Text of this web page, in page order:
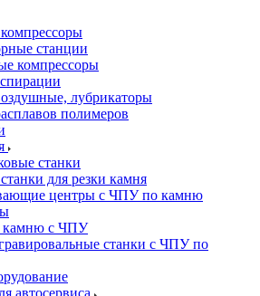
станции
компрессоры
лубрикаторы
полимеров
станки
для резки камня
центры с ЧПУ по камню
камню с ЧПУ
станки с ЧПУ по
автосервиса